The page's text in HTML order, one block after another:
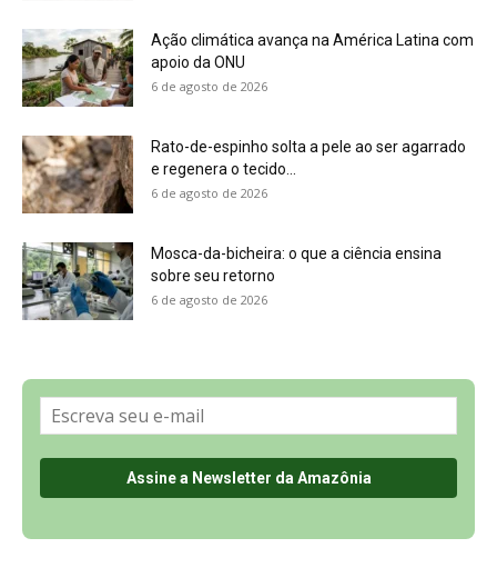
Ação climática avança na América Latina com
apoio da ONU
6 de agosto de 2026
Rato-de-espinho solta a pele ao ser agarrado
e regenera o tecido...
6 de agosto de 2026
Mosca-da-bicheira: o que a ciência ensina
sobre seu retorno
6 de agosto de 2026